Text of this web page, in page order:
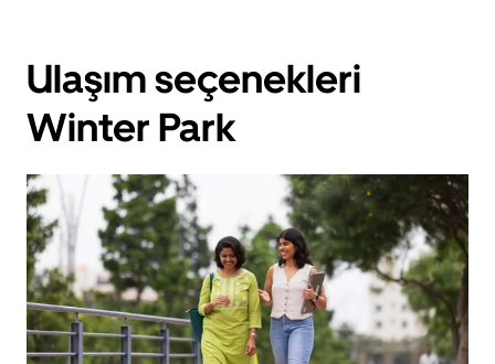
seçmek
için
ok
Takvimi
kapatmak
için
escape
tuşuna
basın.
Ulaşım seçenekleri
Winter Park